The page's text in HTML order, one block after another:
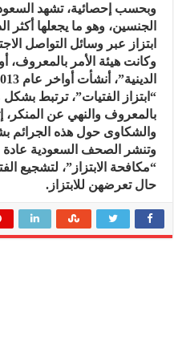
الجنسين، وهو ما يجعلها أكثر
ابتزاز عبر وسائل التواصل
وكانت هيئة الأمر بالمعروف،
“ابتزاز الفتيات”، ترتبط
بالمعروف والنهي عن المنكر،
والشكاوى حول هذه الجرائم
وتنشر الصحف السعودية عادة
“مكافحة الابتزاز”، لتشجيع
حال تعرضهن للابتزاز.